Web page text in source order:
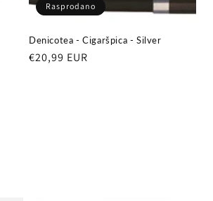
Rasprodano
Denicotea - Cigaršpica - Silver
Redovna
€20,99 EUR